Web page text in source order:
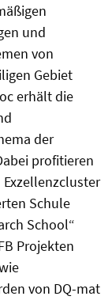
und
von
Gebiet
erhält die
der
profitieren
Schule
School“
Projekten
von DQ-mat